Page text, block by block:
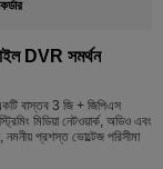
DVR সমর্থন
বাস্তব 3 জি + জিপিএস
মিডিয়া নেটওয়ার্ক, অডিও এবং
নমনীয় প্রশস্ত ভোল্টেজ পরিসীমা